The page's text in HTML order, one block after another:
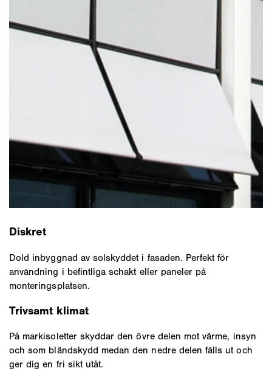
Diskret
Dold inbyggnad av solskyddet i fasaden. Perfekt för
användning i befintliga schakt eller paneler på
monteringsplatsen.
Trivsamt klimat
På markisoletter skyddar den övre delen mot värme, insyn
och som bländskydd medan den nedre delen fälls ut och
ger dig en fri sikt utåt.